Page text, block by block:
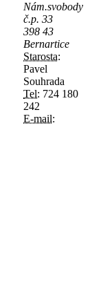
Nám.svobody
č.p. 33
398 43
Bernartice
Starosta:
Pavel
Souhrada
Tel: 724 180
242
E-mail: